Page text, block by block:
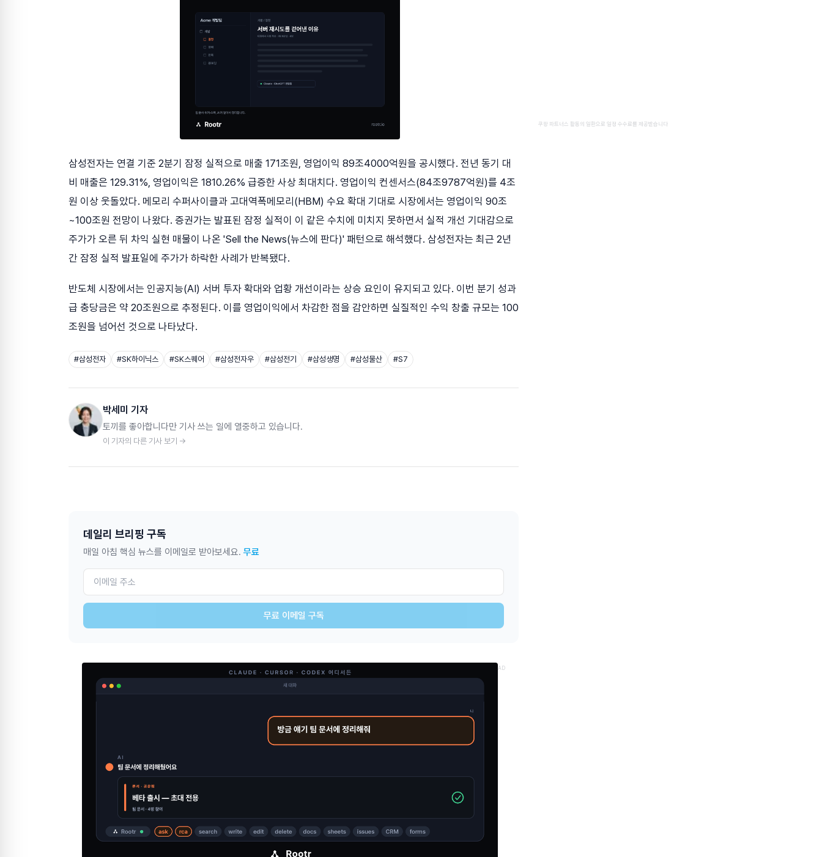
삼성전자는 연결 기준 2분기 잠정 실적으로 매출 171조원, 영업이익 89조4000억원을 공시했다. 전년 동기 대
비 매출은 129.31%, 영업이익은 1810.26% 급증한 사상 최대치다. 영업이익 컨센서스(84조9787억원)를 4조
원 이상 웃돌았다. 메모리 수퍼사이클과 고대역폭메모리(HBM) 수요 확대 기대로 시장에서는 영업이익 90조
~100조원 전망이 나왔다. 증권가는 발표된 잠정 실적이 이 같은 수치에 미치지 못하면서 실적 개선 기대감으로
주가가 오른 뒤 차익 실현 매물이 나온 'Sell the News(뉴스에 판다)' 패턴으로 해석했다. 삼성전자는 최근 2년
간 잠정 실적 발표일에 주가가 하락한 사례가 반복됐다.
반도체 시장에서는 인공지능(AI) 서버 투자 확대와 업황 개선이라는 상승 요인이 유지되고 있다. 이번 분기 성과
급 충당금은 약 20조원으로 추정된다. 이를 영업이익에서 차감한 점을 감안하면 실질적인 수익 창출 규모는 100
조원을 넘어선 것으로 나타났다.
#삼성전자 #SK하이닉스 #SK스퀘어 #삼성전자우 #삼성전기 #삼성생명 #삼성물산 #S7
박세미 기자
토끼를 좋아합니다만 기사 쓰는 일에 열중하고 있습니다.
이 기자의 다른 기사 보기 →
데일리 브리핑 구독
매일 아침 핵심 뉴스를 이메일로 받아보세요. 무료
무료 이메일 구독
AD
쿠팡 파트너스 활동의 일환으로 일정 수수료를 제공받습니다